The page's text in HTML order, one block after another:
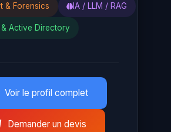
& Forensics IA / LLM / RAG
Active Directory
Voir le profil complet
Demander un devis